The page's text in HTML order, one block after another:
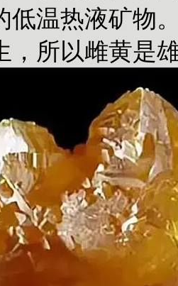
低温热液矿物
，所以雌黄是